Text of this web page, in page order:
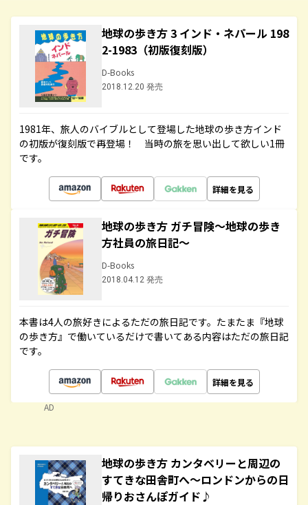
地球の歩き方 3 インド・ネパール 198
2-1983（初版復刻版）
D-Books
2018.12.20 発売
1981年、旅人のバイブルとして登場した地球の歩き方インド
の初版が復刻版で再登場！ 当時の旅を思い出して欲しい1冊
です。
詳細を見る
地球の歩き方 ガチ冒険～地球の歩き
方社員の旅日記～
D-Books
2018.04.12 発売
本書は4人の旅好きによるただの旅日記です。たまたま『地球
の歩き方』で働いているだけで書いてある内容はただの旅日記
です。
詳細を見る
AD
地球の歩き方 カンタベリーと周辺の
すてきな田舎町へ～ロンドンからの日
帰りおさんぽガイド♪